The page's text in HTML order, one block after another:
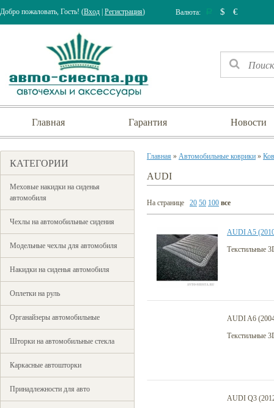
Добро пожаловать, Гость! (Вход Регистрация) Валюта: Р $ €
Главная Гарантия Новости
КАТЕГОРИИ
Меховые накидки на сиденья
автомобиля
Чехлы на автомобильные сидения
Модельные чехлы для автомобиля
Накидки на сиденья автомобиля
Оплетки на руль
Органайзеры автомобильные
Шторки на автомобильные стекла
Каркасные автошторки
Принадлежности для авто
Главная » Автомобильные коврики »
AUDI
На странице 20 50 100 все
AUDI A5
Текстильные
AUDI A6
Текстильные
AUDI Q3